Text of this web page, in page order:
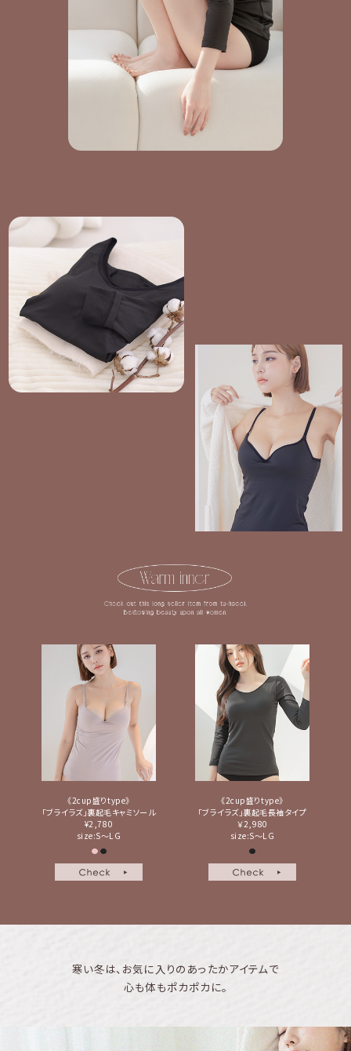
《2cup盛りtype》
「ブライラズ」裏起毛キャミソール
¥2,780
size:S～LG
《2cup盛りtype》
「ブライラズ」裏起毛長袖タイプ
￥2,980
size:S～LG
寒い冬は、お気に入りのあったかアイテムで
心も体もポカポカに。